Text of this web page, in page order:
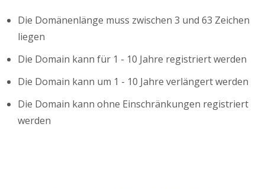
Die Domänenlänge muss zwischen 3 und 63 Zeichen
liegen
Die Domain kann für 1 - 10 Jahre registriert werden
Die Domain kann um 1 - 10 Jahre verlängert werden
Die Domain kann ohne Einschränkungen registriert
werden